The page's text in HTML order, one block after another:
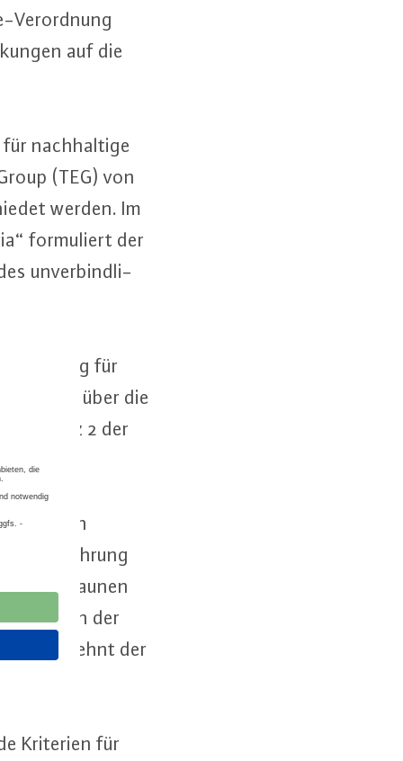
Ver­ord­nung
auf die
nach­hal­ti­ge
(TEG) von
werden. Im
for­mu­liert der
un­ver­bind­li­
für
über die
Absatz 2 der
Ein­füh­rung
„braunen
sich in der
Daher lehnt der
Kriterien für